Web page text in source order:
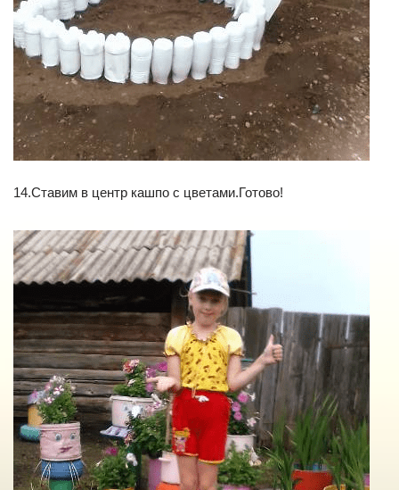
14.Ставим в центр кашпо с цветами.Готово!